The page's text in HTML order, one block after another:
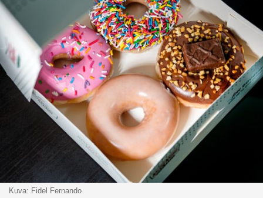
Kuva: Fidel Fernando